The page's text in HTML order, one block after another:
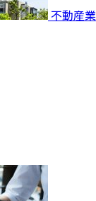
不動産業